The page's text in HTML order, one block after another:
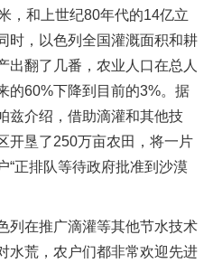
，和上世纪80年代的14亿立
时，以色列全国灌溉面积和耕
出翻了几番，农业人口在总人
的60%下降到目前的3%。据
兹介绍，借助滴灌和其他技
开垦了250万亩农田，将一片
“正排队等待政府批准到沙漠
列在推广滴灌等其他节水技术
水荒，农户们都非常欢迎先进